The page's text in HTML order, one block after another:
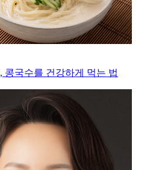
콩국수를 건강하게 먹는 법